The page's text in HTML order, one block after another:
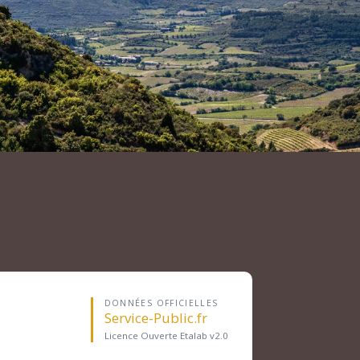
DONNÉES OFFICIELLES
Service-Public.fr
Licence Ouverte Etalab v2.0